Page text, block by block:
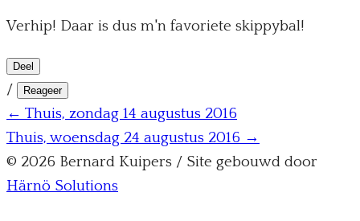
Verhip! Daar is dus m'n favoriete skippybal!
Deel
/ Reageer
← Thuis, zondag 14 augustus 2016
Thuis, woensdag 24 augustus 2016 →
© 2026 Bernard Kuipers / Site gebouwd door
Härnö Solutions